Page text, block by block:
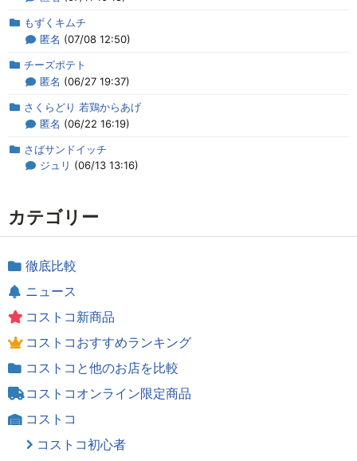
もずくキムチ
匿名 (07/08 12:50)
チーズポテト
匿名 (06/27 19:37)
さくらどり 若鶏からあげ
匿名 (06/22 16:19)
さばサンドイッチ
ジュリ (06/13 13:16)
カテゴリー
徹底比較
ニュース
コストコ新商品
コストコおすすめランキング
コストコと他のお店を比較
コストコオンライン限定商品
コストコ
コストコ初心者